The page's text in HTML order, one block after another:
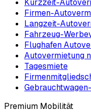
Kurzzeit-
Firmen-
Langzeit-
Fahrzeug-
Flughafen
Autovermietung
Tagesmiete
Premium Mobilität